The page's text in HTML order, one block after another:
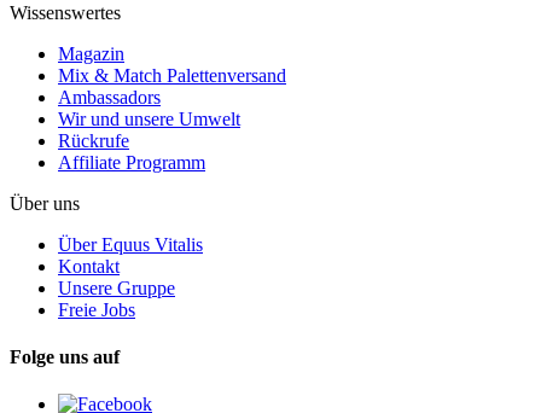
Wissenswertes
Magazin
Mix & Match Palettenversand
Ambassadors
Wir und unsere Umwelt
Rückrufe
Affiliate Programm
Über uns
Über Equus Vitalis
Kontakt
Unsere Gruppe
Freie Jobs
Folge uns auf